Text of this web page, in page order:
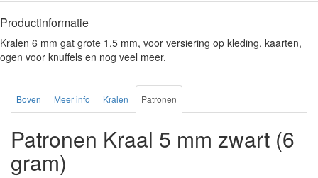
Productinformatie
Kralen 6 mm gat grote 1,5 mm, voor versiering op kleding, kaarten,
ogen voor knuffels en nog veel meer.
Boven Meer info Kralen Patronen
Patronen Kraal 5 mm zwart (6
gram)